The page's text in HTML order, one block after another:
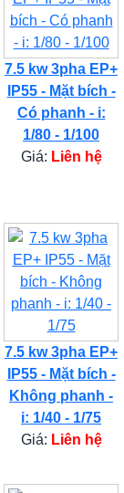
7.5 kw 3pha EP+
IP55 - Mặt bích -
Có phanh - i:
1/80 - 1/100
Giá: Liên hệ
7.5 kw 3pha EP+
IP55 - Mặt bích -
Không phanh -
i: 1/40 - 1/75
Giá: Liên hệ